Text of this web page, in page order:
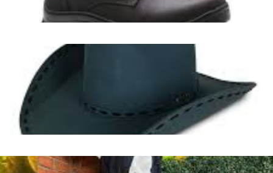
Leer más
Botas Femininas Estilo Country de Cano Curto e Bico Fino
Apresentar opções de botas femininas country em Lagoa
Leer más
Botas Femininas Estilo Country de Cano Curto e Bico Fino